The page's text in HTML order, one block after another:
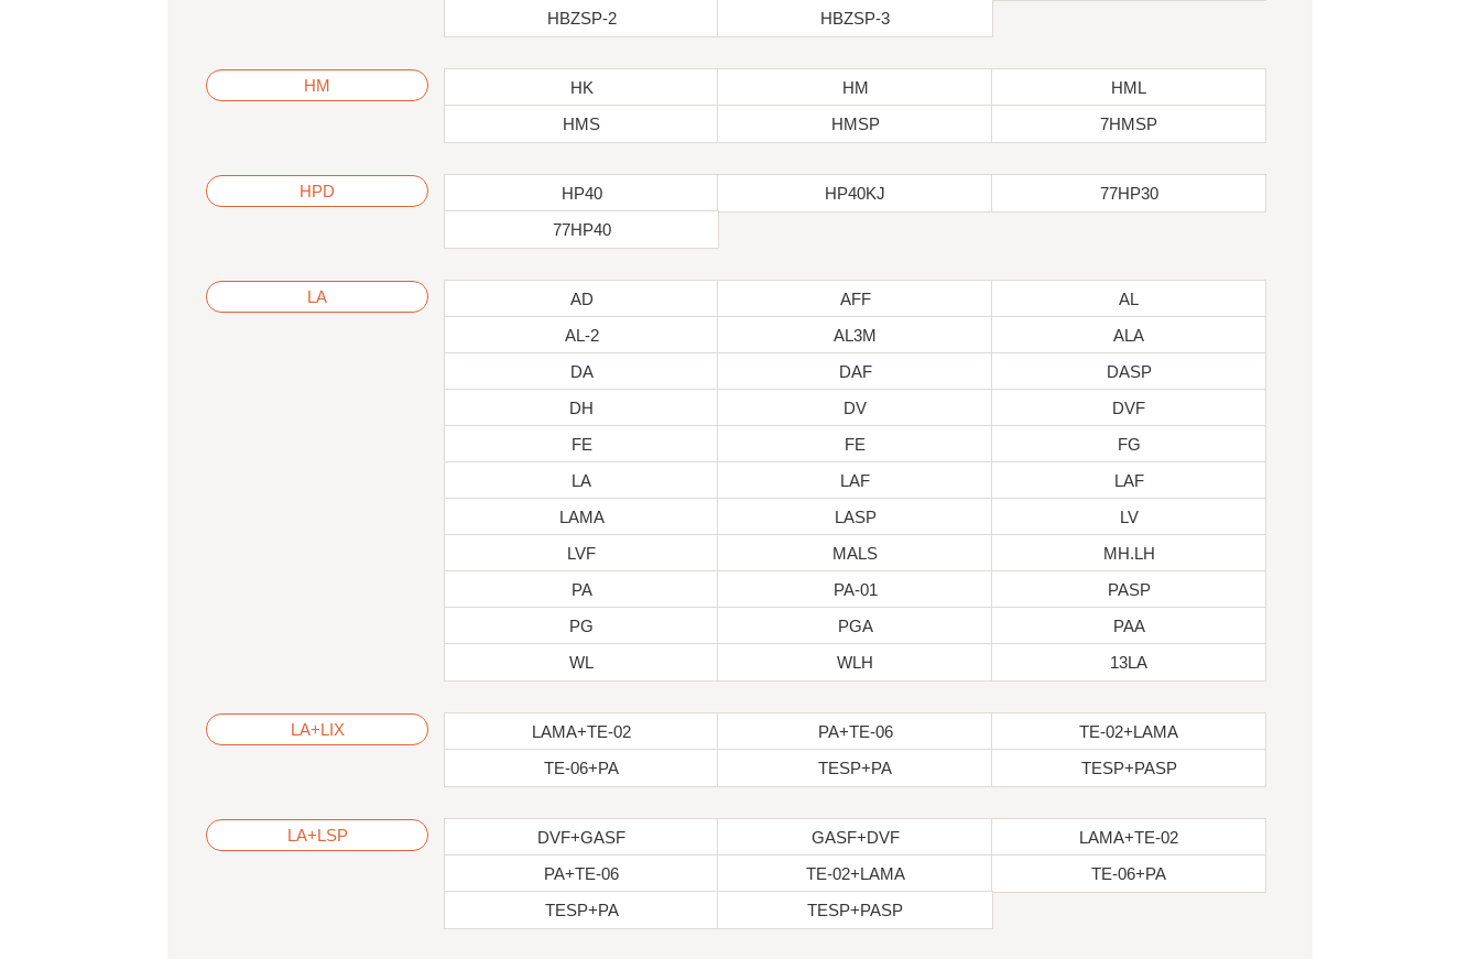
HBZSP-2
HBZSP-3
HM HK HM
HML
HMS
HMSP 7HMSP
HPD HP40 HP40KJ
77HP30
77HP40
LA AD AFF
AL
AL-2
AL3M
ALA
DA
DAF
DASP
DH
DV
DVF
FE
FE
FG
LA
LAF
LAF
LAMA
LASP
LV
LVF
MALS
MH.LH
PA
PA-01
PASP
PG
PGA
PAA
WL
WLH 13LA
LA+LIX LAMA+TE-02 PA+TE-06
TE-02+LAMA
TE-06+PA
TESP+PA TESP+PASP
LA+LSP DVF+GASF GASF+DVF
LAMA+TE-02
PA+TE-06
TE-02+LAMA
TE-06+PA
TESP+PA
TESP+PASP